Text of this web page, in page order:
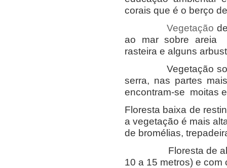
corais que é o berço
Vegetação
ao mar sobre areia
rasteira e alguns
Vegetação sobre
serra, nas partes
encontram-se moitas
Floresta baixa de
a vegetação é mais
de bromélias,
Floresta de alta
10 a 15 metros) e